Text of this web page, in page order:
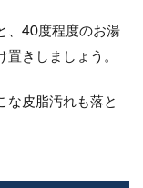
、40度程度のお湯
きしましょう。
な皮脂汚れも落と